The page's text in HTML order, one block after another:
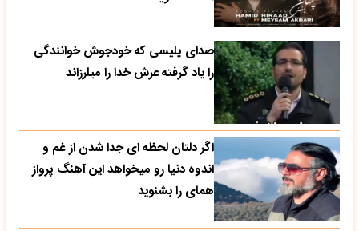
صدای پلیسی که خودجوش خوانندگی
را یاد گرفته عرش خدا را میلرزاند
اگر دلتان لحظه ای جدا شدن از غم و
اندوه دنیا رو میخواهد این آهنگ پرواز
همای را بشنوید